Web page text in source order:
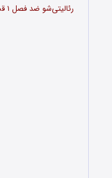
رئالیتی‌شو ضد فصل ۱ قسمت دوازدهم با اجرای مجید واشقانی